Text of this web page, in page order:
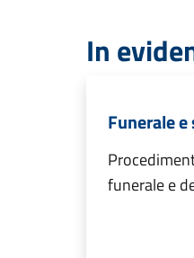
In
Funerale
funerale e